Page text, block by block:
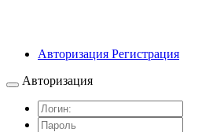
Авторизация Регистрация
Авторизация